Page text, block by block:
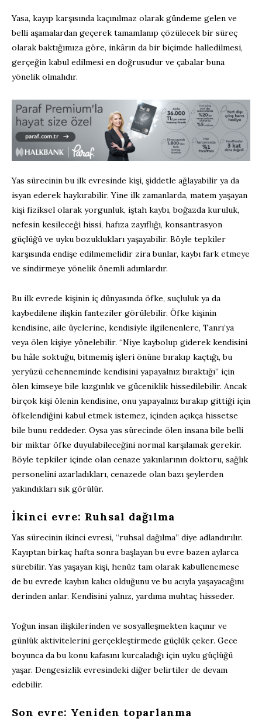
Yasa, kayıp karşısında kaçınılmaz olarak gündeme gelen ve
belli aşamalardan geçerek tamamlanıp çözülecek bir süreç
olarak baktığımıza göre, inkârın da bir biçimde halledilmesi,
gerçeğin kabul edilmesi en doğrusudur ve çabalar buna
yönelik olmalıdır.
Yas sürecinin bu ilk evresinde kişi, şiddetle ağlayabilir ya da
isyan ederek haykırabilir. Yine ilk zamanlarda, matem yaşayan
kişi fiziksel olarak yorgunluk, iştah kaybı, boğazda kuruluk,
nefesin kesileceği hissi, hafıza zayıflığı, konsantrasyon
güçlüğü ve uyku bozuklukları yaşayabilir. Böyle tepkiler
karşısında endişe edilmemelidir zira bunlar, kaybı fark etmeye
ve sindirmeye yönelik önemli adımlardır.
Bu ilk evrede kişinin iç dünyasında öfke, suçluluk ya da
kaybedilene ilişkin fanteziler görülebilir. Öfke kişinin
kendisine, aile üyelerine, kendisiyle ilgilenenlere, Tanrı’ya
veya ölen kişiye yönelebilir. “Niye kaybolup giderek kendisini
bu hâle soktuğu, bitmemiş işleri önüne bırakıp kaçtığı, bu
yeryüzü cehenneminde kendisini yapayalnız bıraktığı” için
ölen kimseye bile kızgınlık ve güceniklik hissedilebilir. Ancak
birçok kişi ölenin kendisine, onu yapayalnız bırakıp gittiği için
öfkelendiğini kabul etmek istemez, içinden açıkça hissetse
bile bunu reddeder. Oysa yas sürecinde ölen insana bile belli
bir miktar öfke duyulabileceğini normal karşılamak gerekir.
Böyle tepkiler içinde olan cenaze yakınlarının doktoru, sağlık
personelini azarladıkları, cenazede olan bazı şeylerden
yakındıkları sık görülür.
İkinci evre: Ruhsal dağılma
Yas sürecinin ikinci evresi, “ruhsal dağılma” diye adlandırılır.
Kayıptan birkaç hafta sonra başlayan bu evre bazen aylarca
sürebilir. Yas yaşayan kişi, henüz tam olarak kabullenemese
de bu evrede kaybın kalıcı olduğunu ve bu acıyla yaşayacağını
derinden anlar. Kendisini yalnız, yardıma muhtaç hisseder.
Yoğun insan ilişkilerinden ve sosyalleşmekten kaçınır ve
günlük aktivitelerini gerçekleştirmede güçlük çeker. Gece
boyunca da bu konu kafasını kurcaladığı için uyku güçlüğü
yaşar. Dengesizlik evresindeki diğer belirtiler de devam
edebilir.
Son evre: Yeniden toparlanma